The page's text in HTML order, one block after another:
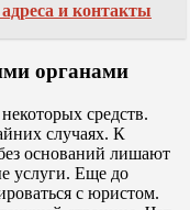
и контакты
органами
средств.
случаях. К
оснований лишают
услуги. Еще до
с юристом.